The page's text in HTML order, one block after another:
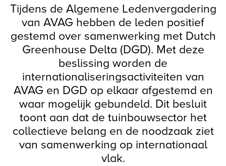
Tijdens de Algemene Ledenvergadering
van AVAG hebben de leden positief
gestemd over samenwerking met Dutch
Greenhouse Delta (DGD). Met deze
beslissing worden de
internationaliseringsactiviteiten van
AVAG en DGD op elkaar afgestemd en
waar mogelijk gebundeld. Dit besluit
toont aan dat de tuinbouwsector het
collectieve belang en de noodzaak ziet
van samenwerking op internationaal
vlak.